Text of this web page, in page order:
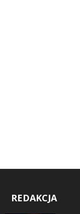
REDAKCJA